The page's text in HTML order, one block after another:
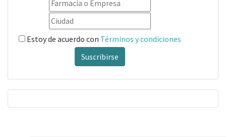
Estoy de acuerdo con Términos y condiciones
Suscribirse